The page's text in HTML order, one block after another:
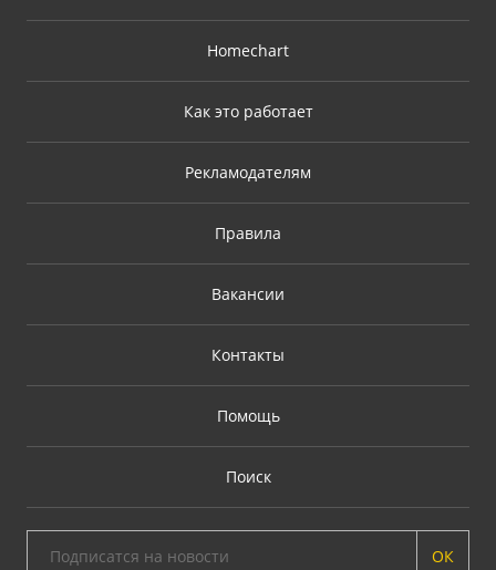
Homechart
Как это работает
Рекламодателям
Правила
Вакансии
Контакты
Помощь
Поиск
ОК